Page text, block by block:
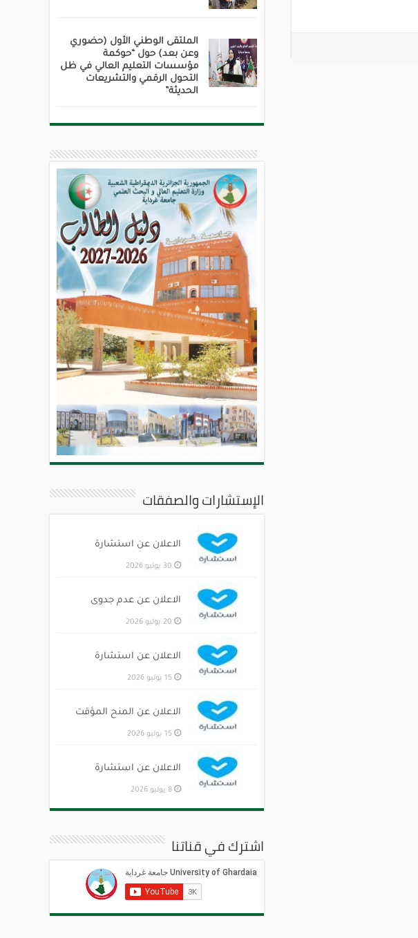
الملتقى الوطني الأول (حضوري
وعن بعد) حول “حوكمة
مؤسسات التعليم العالي في ظل
التحول الرقمي والتشريعات
الحديثة”
الإستشارات والصفقات
الاعلان عن استشارة
30 يوليو 2026
الاعلان عن عدم جدوى
20 يوليو 2026
الاعلان عن استشارة
15 يوليو 2026
الاعلان عن المنح المؤقت
15 يوليو 2026
الاعلان عن استشارة
8 يوليو 2026
اشترك في قناتنا